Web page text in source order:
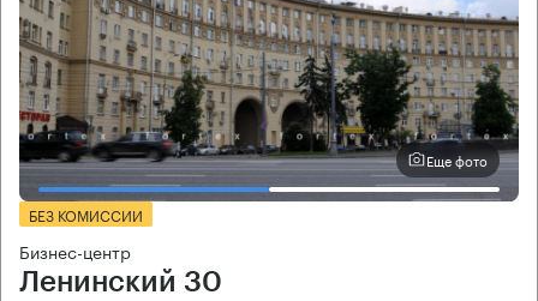
Еще фото
БЕЗ КОМИССИИ
Бизнес-центр
Ленинский 30